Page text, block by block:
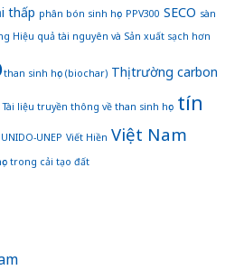
thấp phân bón sinh học PPV300 SECO sàn
Hiệu quả tài nguyên và Sản xuất sạch hơn
than sinh học (biochar) Thị trường carbon
Tài liệu truyền thông về than sinh học tín
UNIDO-UNEP Viết Hiền Việt Nam
trong cải tạo đất